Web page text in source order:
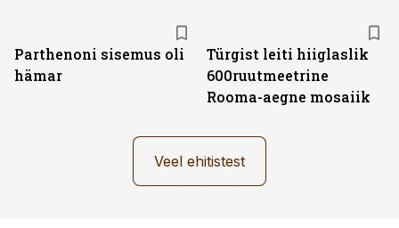
Parthenoni sisemus oli
hämar
Türgist leiti hiiglaslik
600ruutmeetrine
Rooma-aegne mosaiik
Veel ehitistest